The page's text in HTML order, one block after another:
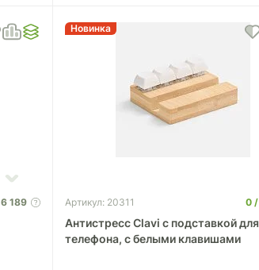
6 189
Новинка
Артикул: 20311 0
Антистресс Clavi с подставкой для
телефона, с белыми клавишами